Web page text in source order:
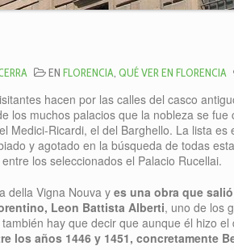
ENFLORENCIA,QUÉ VER EN FLORENCIA
hacen por las calles del casco
los muchos palacios que la nobleza se
Medici-Ricardi, el del Barghello. La lista
y agotado en la búsqueda de todas
los seleccionados el Palacio Rucellai.
della Vigna Nouva yes una obra que
Leon Battista Alberti, uno de los
hay que decir que aunque él hizo
los años 1446 y 1451, concretamente